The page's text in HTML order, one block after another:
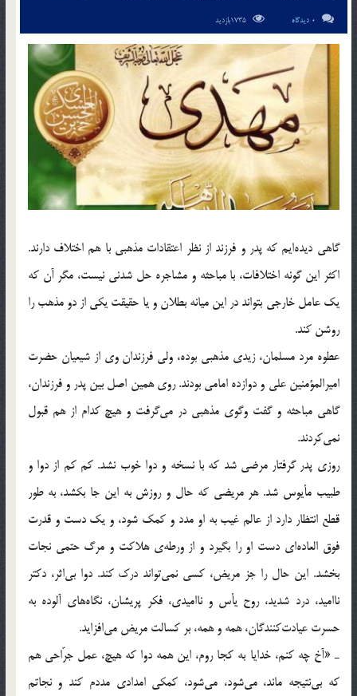
0 دیدگاه
گاهي ديده‌ايم كه پدر و فرزند از نظر اعتقادات مذهبي با هم اختلاف دارند.
اكثر اين گونه اختلافات، با مباحثه و مشاجره حل شدني نيست، مگر آن كه
يك عامل خارجي بتواند در اين ميانه بطلان و يا حقيقت يكي از دو مذهب را
روشن كند.
عطوه مرد مسلمان، زيدي مذهبي بوده، ولي فرزندان وي از شيعيان حضرت
اميرالمؤمنين علي و دوازده امامي بودند. روي همين اصل بين پدر و فرزندان،
گاهي مباحثه و گفت‌ وگوي مذهبي در مي‌گرفت و هيچ كدام از هم قبول
نمي‌كردند.
روزي پدر گرفتار مرضي شد كه با نسخه و دوا خوب نشد. كم كم از دوا و
طبيب مأيوس شد. هر مريضي كه حال و روزش به اين جا بكشد، به طور
قطع انتظار دارد از عالم غيب به او مدد و كمك شود، و يك دست و قدرت
فوق العاده‌اي دست او را بگيرد و از ورطه‌ي هلاكت و مرگ حتمي نجات
بخشد. اين حال را جز مريض، كسي نمي‌تواند درك كند. دوا بي‌اثر، دكتر
نااميد، درد شديد، روح يأس و نااميدي، فكر پريشان، نگاه‌هاي آلوده به
حسرت عيادت‌كنندگان، همه و همه، بر كسالت مريض مي‌افزايد.
ـ «آخ چه كنم، خدايا به كجا روم، اين همه دوا كه هيچ، عمل جرّاحي هم
كه بي‌نتيجه ماند، مي‌شود، مي‌شود، كمكي امدادي مددم كند و نجاتم